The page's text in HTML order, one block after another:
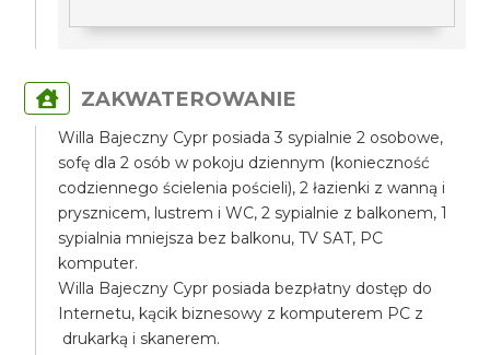
ZAKWATEROWANIE
Willa Bajeczny Cypr posiada 3 sypialnie 2 osobowe,
sofę dla 2 osób w pokoju dziennym (konieczność
codziennego ścielenia pościeli), 2 łazienki z wanną i
prysznicem, lustrem i WC, 2 sypialnie z balkonem, 1
sypialnia mniejsza bez balkonu, TV SAT, PC
komputer.
Willa Bajeczny Cypr posiada bezpłatny dostęp do
Internetu, kącik biznesowy z komputerem PC z
drukarką i skanerem.